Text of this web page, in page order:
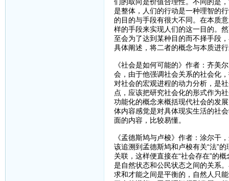
们的取向是价值合理性。不同的是
是整体，人们的行动是一种理智的
的目的与手段有很大不同。在本质
样的手段来实现人们的这一目的。
至会为了达到某种目的而不择手段
具体阐述，将二者的概念与本质进
《社会是如何可能的》作者：齐美
会，由于他强调社会关系的社会化
对社会的宏观进程的动力分析，是
点，应该把研究社会化的形式作为
功能化的概念来概括现代社会的发
体内容感觉是对具体现实生活的社
面的内容，比较易懂。
《孟德斯鸠与卢梭》作者：涂尔干
该追溯到孟德斯鸠和卢梭有关“法”
关联，这样便直接在“社会存在”的
是自然状态和公民状态之间的关系
求和才能之间是平衡的，自然人只